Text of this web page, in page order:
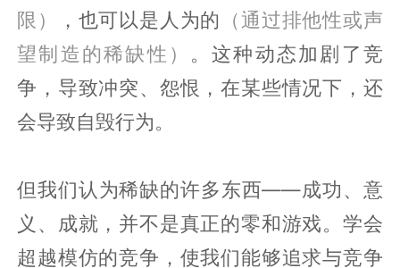
限）
，也可以是人为的
（通过排他性或声
望制造的稀缺性） 。这种动态加剧了竞
争，导致冲突、怨恨，在某些情况下，还
会导致自毁行为。
但我们认为稀缺的许多东西——成功、意
义、成就，并不是真正的零和游戏。学会
超越模仿的竞争，使我们能够追求与竞争